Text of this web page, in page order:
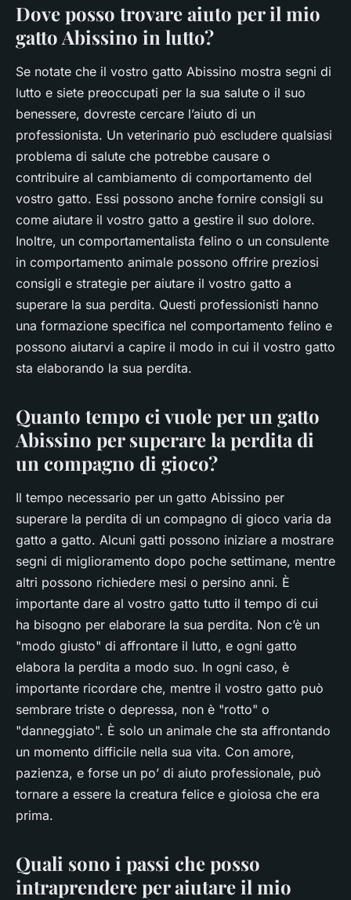
Dove posso trovare aiuto per il mio
gatto Abissino in lutto?
Se notate che il vostro gatto Abissino mostra segni di
lutto e siete preoccupati per la sua salute o il suo
benessere, dovreste cercare l’aiuto di un
professionista. Un veterinario può escludere qualsiasi
problema di salute che potrebbe causare o
contribuire al cambiamento di comportamento del
vostro gatto. Essi possono anche fornire consigli su
come aiutare il vostro gatto a gestire il suo dolore.
Inoltre, un comportamentalista felino o un consulente
in comportamento animale possono offrire preziosi
consigli e strategie per aiutare il vostro gatto a
superare la sua perdita. Questi professionisti hanno
una formazione specifica nel comportamento felino e
possono aiutarvi a capire il modo in cui il vostro gatto
sta elaborando la sua perdita.
Quanto tempo ci vuole per un gatto
Abissino per superare la perdita di
un compagno di gioco?
Il tempo necessario per un gatto Abissino per
superare la perdita di un compagno di gioco varia da
gatto a gatto. Alcuni gatti possono iniziare a mostrare
segni di miglioramento dopo poche settimane, mentre
altri possono richiedere mesi o persino anni. È
importante dare al vostro gatto tutto il tempo di cui
ha bisogno per elaborare la sua perdita. Non c’è un
"modo giusto" di affrontare il lutto, e ogni gatto
elabora la perdita a modo suo. In ogni caso, è
importante ricordare che, mentre il vostro gatto può
sembrare triste o depressa, non è "rotto" o
"danneggiato". È solo un animale che sta affrontando
un momento difficile nella sua vita. Con amore,
pazienza, e forse un po’ di aiuto professionale, può
tornare a essere la creatura felice e gioiosa che era
prima.
Quali sono i passi che posso
intraprendere per aiutare il mio